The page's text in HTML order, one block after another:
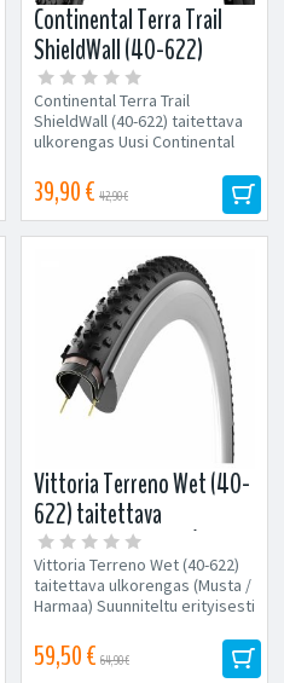
Continental Terra Trail
ShieldWall (40-622)
taitettava ulkorengas
Continental Terra Trail
ShieldWall (40-622) taitettava
ulkorengas Uusi Continental
39,90 € 42,90 €
Vittoria Terreno Wet (40-
622) taitettava
ulkorengas (Musta /
Harmaa)
Vittoria Terreno Wet (40-622)
taitettava ulkorengas (Musta /
Harmaa) Suunniteltu erityisesti
59,50 € 64,90 €